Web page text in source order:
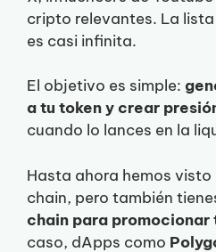
cripto relevantes. La
es casi infinita.
El objetivo es simple:
a tu token y crear
cuando lo lances en la
Hasta ahora hemos
chain, pero también
chain para promocionar
caso, dApps como